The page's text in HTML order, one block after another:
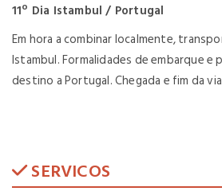
11º Dia Istambul / Portugal
Em hora a combinar localmente,
Istambul. Formalidades de embarque e
destino a Portugal. Chegada e fim da
SERVICOS